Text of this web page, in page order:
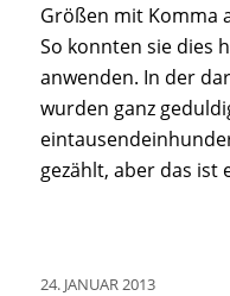
Größen mit Komma
So konnten sie dies
anwenden. In der
wurden ganz
gezählt, aber das ist
24. JANUAR 2013